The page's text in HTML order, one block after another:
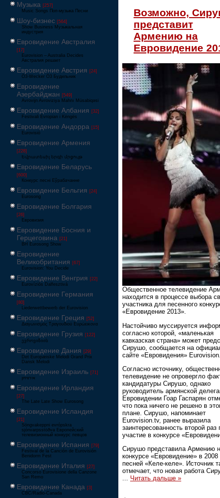
Музыка [257]
Music Songs Поп-музыка Песни
Шоу-бизнес [564]
Show Business Музыкальная
индустрия
Евровидение Австралия
[17]
Eurovision – Australia Decides
Австралия решает
Евровидение Австрия [24]
Ö3-Wecker Ö3 Будильник
Евровидение
Азербайджан [549]
Avrovijn Avroviziya Mahnı Müsabiqəsi
Евровидение Албания [32]
Festivali Evropian i Këngës
Евровидение Андорра [15]
Eurovisió
Евровидение Армения
[228]
Եվրատեսիլ երգի մրցույթ
Евровидение Беларусь
[600]
Конкурс песні Еўрабачанне
Евровидение Бельгия [24]
Eurosong
Евровидение Болгария
[26]
Евровизия
Евровидение Босния и
Герцеговина [21]
BH Eurosong Show
Евровидение
Великобритания [67]
Eurovision: You Decide
Евровидение Венгрия [22]
Eurovíziós Dalfesztivá
Евровидение Германия
[80]
Liederwettbewerb der Eurovision
Евровидение Греция [52]
Διαγωνισμός Τραγουδιού Ευρώεικονα
Евровидение Грузия [122]
ევროვიზიის
Евровидение Дания [29]
Det Europæiske Melodi Grand Prix
Dansk Melodi
Евровидение Израиль [71]
‏אירוויזיון
Евровидение Ирландия
[27]
The Late Late Show Eurosong
Евровидение Исландия
[21]
Söngvakeppni evrópskra
sjónvarpsstöðva Европейский
телевизионный конкурс певцов
Евровидение Испания [79]
Festival de la Canción de Eurovisión
Benidorm Fest
Евровидение Италия [27]
Concorso Eurovisione della Canzone
San Remo
Евровидение Канада [3]
CBC/Radio-Canada
Возможно,
представит
Армению на
Евровидение
Общественное телевидение
находится в процессе выбора
участника для песенного
«Евровидение 2013».
Настойчиво муссируется
согласно которой, «маленькая
кавказская страна» может
Сирушо, сообщается на
сайте «Евровидения»
Согласно источнику,
телевидение не опровергло
кандидатуры Сирушо, однако
руководитель армянской
Евровидении Гоар Гаспарян
что пока ничего не решено в
плане. Сирушо, напоминает
Eurovision.tv, ранее выразила
заинтересованность второй раз
участие в конкурсе
Сирушо представила Армению
конкурсе «Евровидение» в 2008
песней «Келе-келе». Источник
отмечает, что новая работа
... Читать дальше »